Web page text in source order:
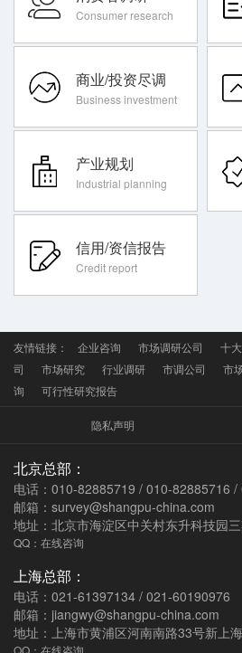
Consumer research
商业/投资尽调
Business investment
产业规划
Industrial planning
信用/资信报告
Credit report
友情链接： 企业咨询 市场调研公司 十
司
市场研究 行业调研 市调公司 市
询
可行性研究报告
隐私声明
北京总部：
电话：010-82885719 / 010-82885716
邮箱：survey@shangpu-china.com
地址：北京市海淀区中关村东升科技园
QQ：在线咨询
上海总部：
电话：021-61397134 / 021-60190976
邮箱：jiangwy@shangpu-china.com
地址：上海市黄浦区河南南路33号新上
QQ：在线咨询